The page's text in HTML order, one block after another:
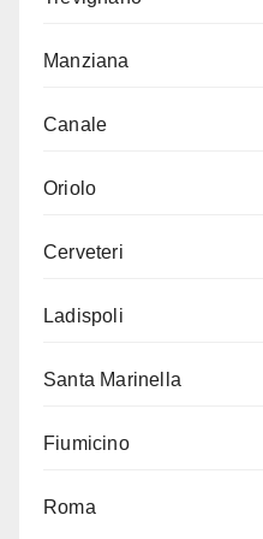
Manziana
Canale
Oriolo
Cerveteri
Ladispoli
Santa Marinella
Fiumicino
Roma